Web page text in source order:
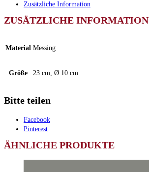
Zusätzliche Information
ZUSÄTZLICHE INFORMATION
Material Messing
Größe 23 cm, Ø 10 cm
Bitte teilen
Facebook
Pinterest
ÄHNLICHE PRODUKTE